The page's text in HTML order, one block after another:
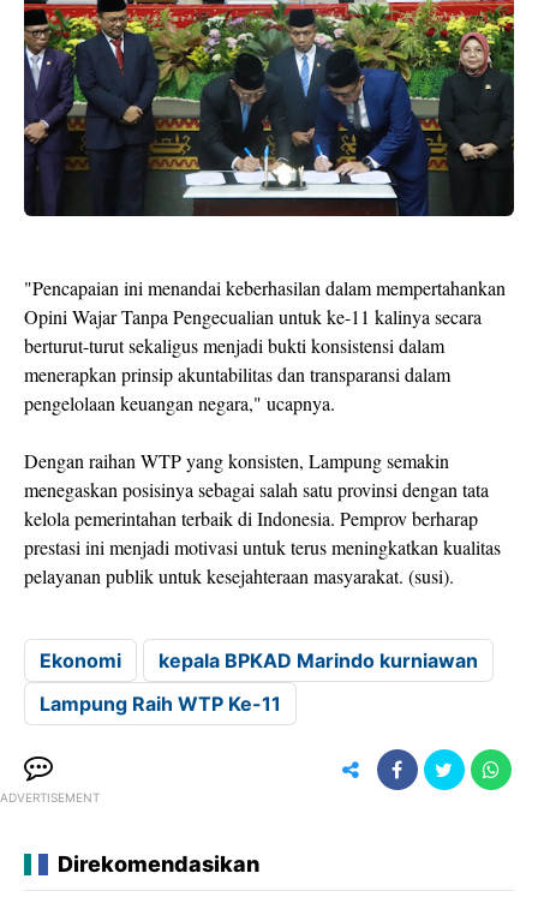
"Pencapaian ini menandai keberhasilan dalam mempertahankan
Opini Wajar Tanpa Pengecualian untuk ke-11 kalinya secara
berturut-turut sekaligus menjadi bukti konsistensi dalam
menerapkan prinsip akuntabilitas dan transparansi dalam
pengelolaan keuangan negara," ucapnya.
Dengan raihan WTP yang konsisten, Lampung semakin
menegaskan posisinya sebagai salah satu provinsi dengan tata
kelola pemerintahan terbaik di Indonesia. Pemprov berharap
prestasi ini menjadi motivasi untuk terus meningkatkan kualitas
pelayanan publik untuk kesejahteraan masyarakat. (susi).
Ekonomi
kepala BPKAD Marindo kurniawan
Lampung Raih WTP Ke-11
ADVERTISEMENT
Direkomendasikan